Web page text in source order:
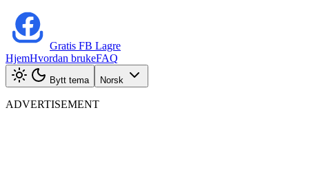
Gratis FB Lagre
HjemHvordan brukeFAQ
Bytt tema Norsk
ADVERTISEMENT